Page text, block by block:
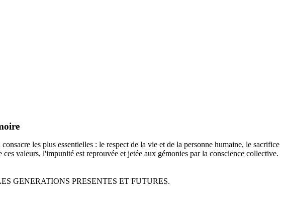
les plus essentielles : le respect de la vie et de la personne humaine, le sacrifice
valeurs, l'impunité est reprouvée et jetée aux gémonies par la conscience collective.
GENERATIONS PRESENTES ET FUTURES.